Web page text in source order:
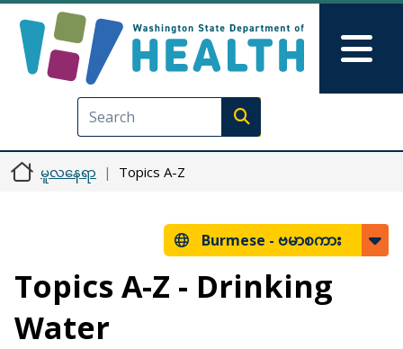
Execute search
မူလနေရာ Topics A-Z
Burmese - ဗမာစကား
Topics A-Z - Drinking
Water